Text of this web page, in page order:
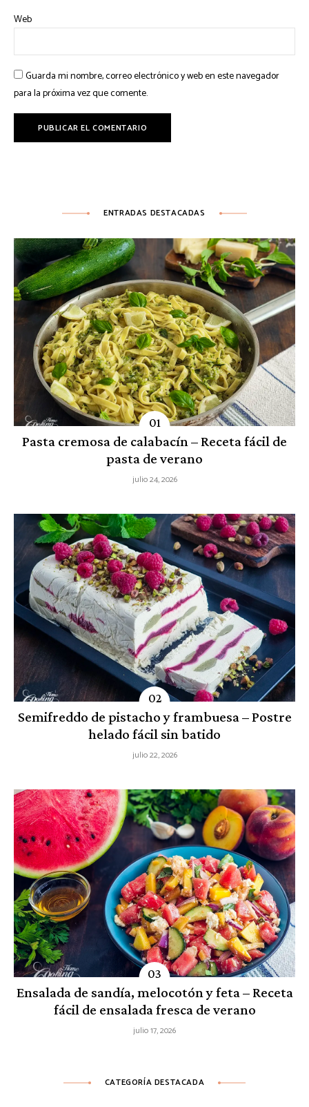
Web
Guarda mi nombre, correo electrónico y web en este navegador
para la próxima vez que comente.
ENTRADAS DESTACADAS
Pasta cremosa de calabacín – Receta fácil de
pasta de verano
julio 24, 2026
Semifreddo de pistacho y frambuesa – Postre
helado fácil sin batido
julio 22, 2026
Ensalada de sandía, melocotón y feta – Receta
fácil de ensalada fresca de verano
julio 17, 2026
CATEGORÍA DESTACADA